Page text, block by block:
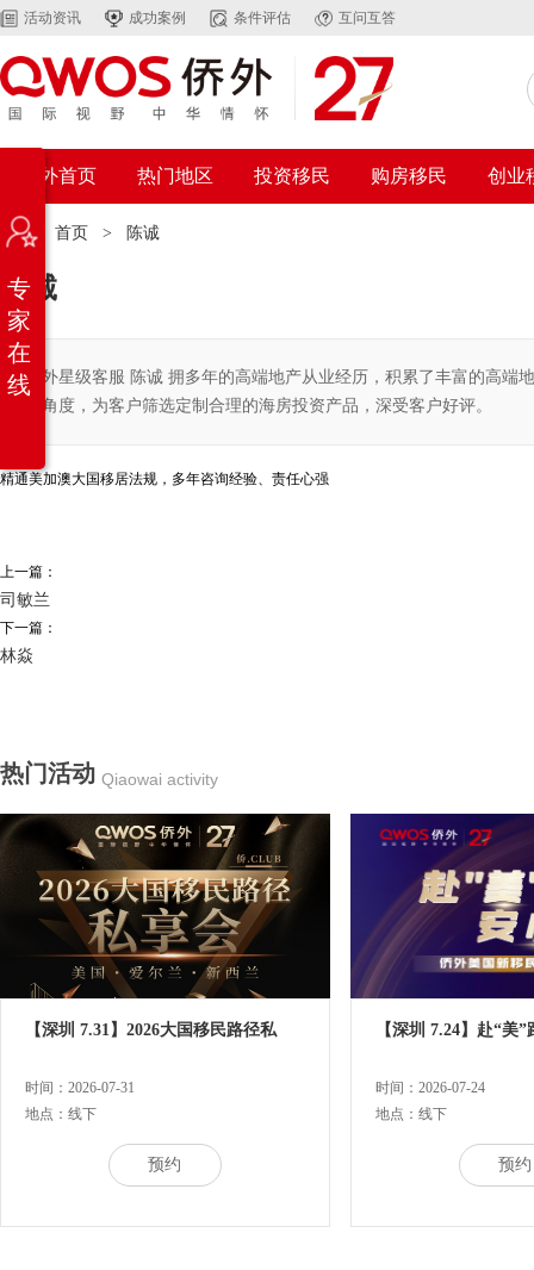
活动资讯 成功案例 条件评估 互问互答
侨外首页 热门地区 投资移民 购房移民 创业
位置： 首页 > 陈诚
陈诚
侨外星级客服 陈诚 拥多年的高端地产从业经历，积累了丰富的高端
的角度，为客户筛选定制合理的海房投资产品，深受客户好评。
精通美加澳大国移居法规，多年咨询经验、责任心强
上一篇：
司敏兰
下一篇：
林焱
热门活动 Qiaowai activity
【深圳 7.31】2026大国移民路径私
时间：2026-07-31
地点：线下
预约
【深圳 7.24】赴“美
时间：2026-07-24
地点：线下
预约
专
家
在
线